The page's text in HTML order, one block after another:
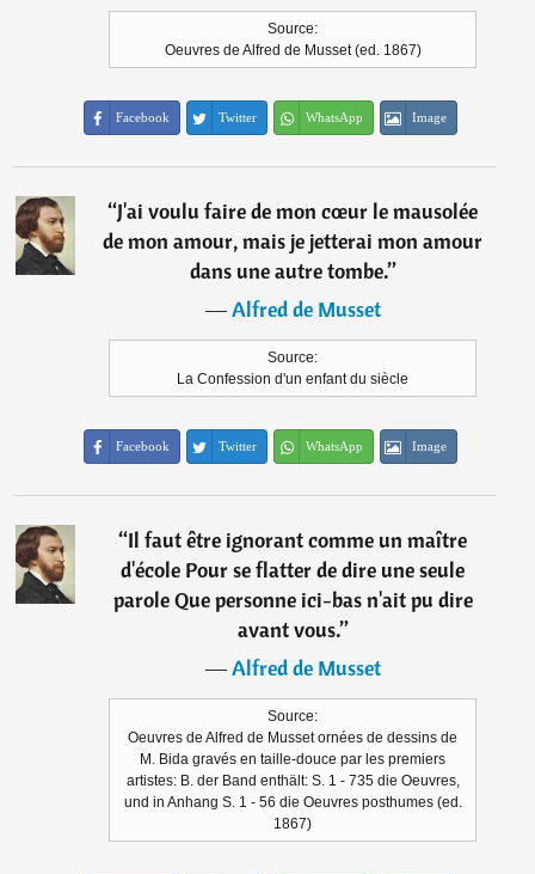
Source:
Oeuvres de Alfred de Musset (ed. 1867)
Facebook Twitter WhatsApp Image
“J'ai voulu faire de mon cœur le mausolée
de mon amour, mais je jetterai mon amour
dans une autre tombe.”
―Alfred de Musset
Source:
La Confession d'un enfant du siècle
Facebook Twitter WhatsApp Image
“Il faut être ignorant comme un maître
d'école Pour se flatter de dire une seule
parole Que personne ici-bas n'ait pu dire
avant vous.”
―Alfred de Musset
Source:
Oeuvres de Alfred de Musset ornées de dessins de
M. Bida gravés en taille-douce par les premiers
artistes: B. der Band enthält: S. 1 - 735 die Oeuvres,
und in Anhang S. 1 - 56 die Oeuvres posthumes (ed.
1867)